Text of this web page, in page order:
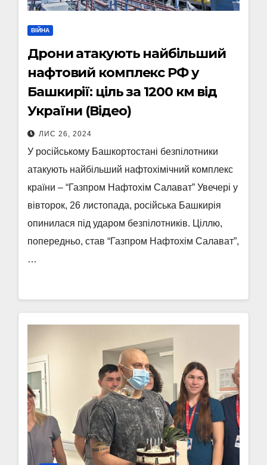
ВІЙНА
Дрони атакують найбільший
нафтовий комплекс РФ у
Башкирії: ціль за 1200 км від
України (Відео)
ЛИС 26, 2024
У російському Башкортостані безпілотники
атакують найбільший нафтохімічний комплекс
країни – “Газпром Нафтохім Салават” Увечері у
вівторок, 26 листопада, російська Башкирія
опинилася під ударом безпілотників. Ціллю,
попередньо, став “Газпром Нафтохім Салават”,
…